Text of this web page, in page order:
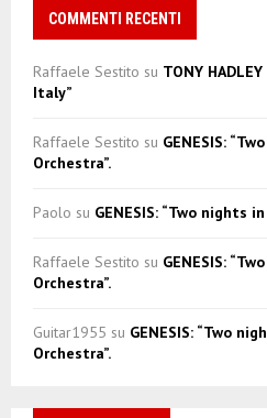
COMMENTI RECENTI
Raffaele Sestito su TONY
Italy”
Raffaele Sestito su GENESIS:
Orchestra”.
Paolo su GENESIS: “Two nights
Raffaele Sestito su GENESIS:
Orchestra”.
Guitar1955 su GENESIS: “Two
Orchestra”.